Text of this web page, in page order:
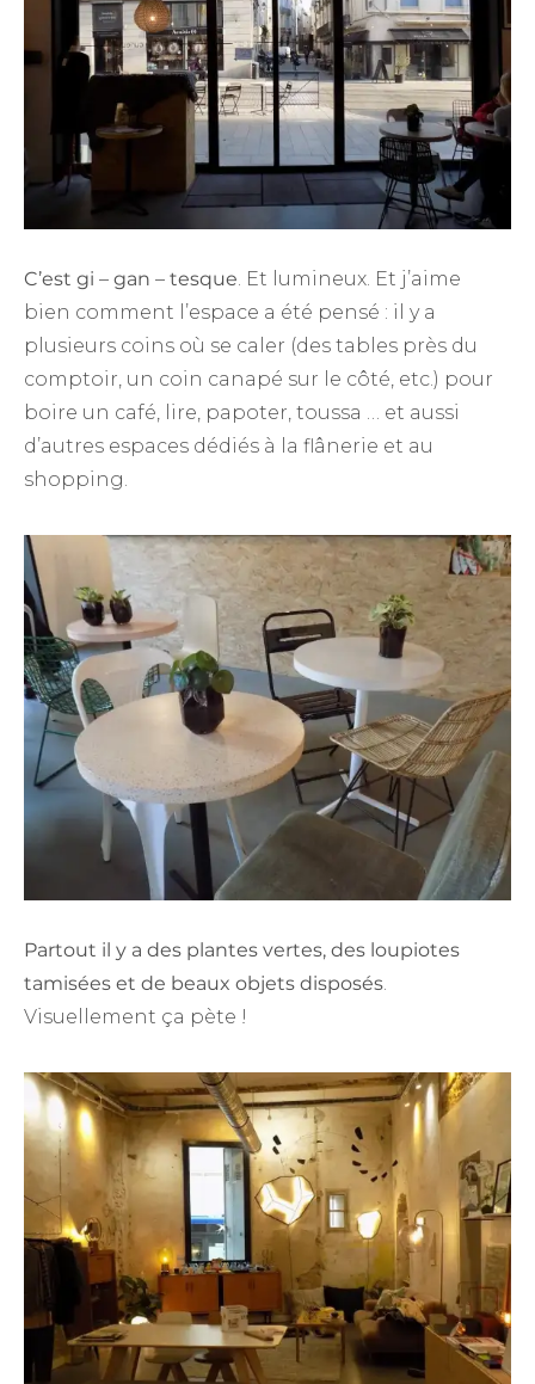
C’est gi – gan – tesque . Et lumineux. Et j’aime
bien comment l’espace a été pensé : il y a
plusieurs coins où se caler (des tables près du
comptoir, un coin canapé sur le côté, etc.) pour
boire un café, lire, papoter, toussa … et aussi
d’autres espaces dédiés à la flânerie et au
shopping.
Partout il y a des plantes vertes, des loupiotes
tamisées et de beaux objets disposés
Visuellement ça pète !